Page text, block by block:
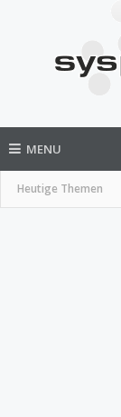
MENU
Heutige Themen